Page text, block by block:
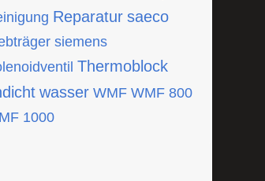
Reparatur saeco
siemens
Thermoblock
wasser WMF WMF 800
1000